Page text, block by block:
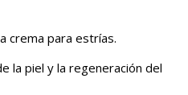
crema para estrías.
la piel y la regeneración del